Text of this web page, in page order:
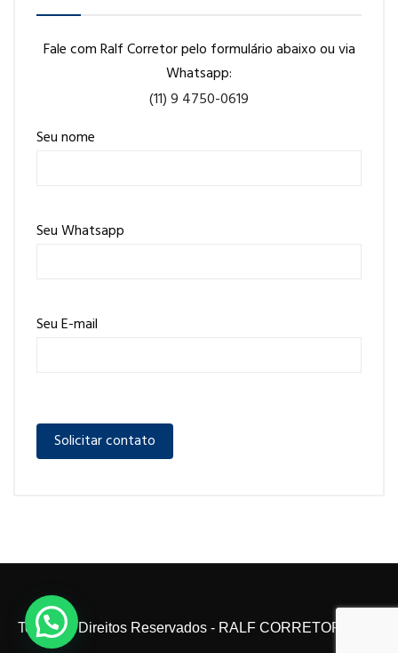
Fale com Ralf Corretor pelo formulário abaixo ou via
Whatsapp:
(11) 9 4750-0619
Seu nome
Seu Whatsapp
Seu E-mail
Todos os Direitos Reservados - RALF CORRETOR 2024.